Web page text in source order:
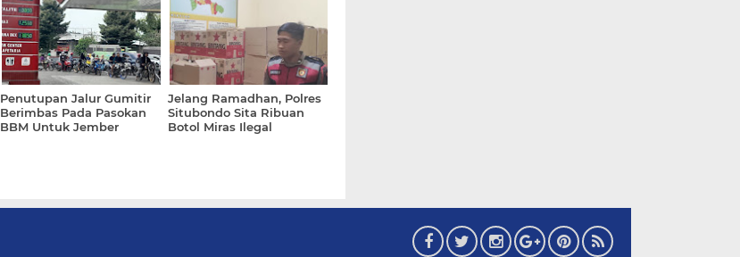
‎Penutupan Jalur Gumitir
Berimbas Pada Pasokan
BBM Untuk Jember
Jelang Ramadhan, Polres
Situbondo Sita Ribuan
Botol Miras Ilegal